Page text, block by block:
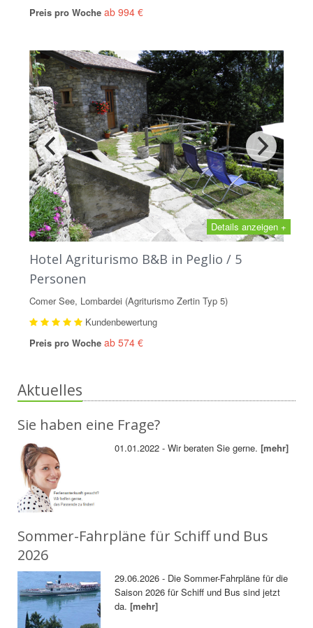
Preis pro Woche ab 994 €
Details anzeigen +
Hotel Agriturismo B&B in Peglio / 5
Personen
Comer See, Lombardei (Agriturismo Zertin Typ 5)
Kundenbewertung
Preis pro Woche ab 574 €
Aktuelles
Sie haben eine Frage?
01.01.2022 - Wir beraten Sie gerne.[mehr]
Sommer-Fahrpläne für Schiff und Bus
2026
29.06.2026 - Die Sommer-Fahrpläne für die
Saison 2026 für Schiff und Bus sind jetzt
da.[mehr]